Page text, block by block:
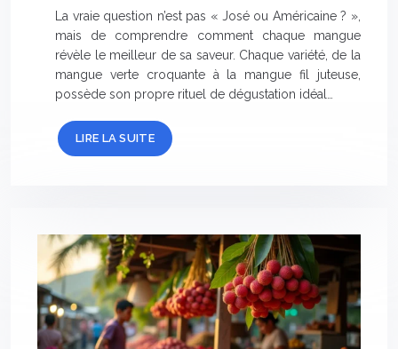
La vraie question n’est pas « José ou Américaine ? »,
mais de comprendre comment chaque mangue
révèle le meilleur de sa saveur. Chaque variété, de la
mangue verte croquante à la mangue fil juteuse,
possède son propre rituel de dégustation idéal…
LIRE LA SUITE